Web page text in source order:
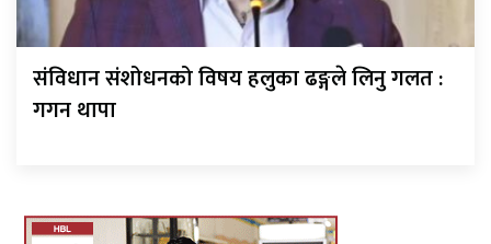
संविधान संशोधनको विषय हलुका ढङ्गले लिनु गलत :
गगन थापा